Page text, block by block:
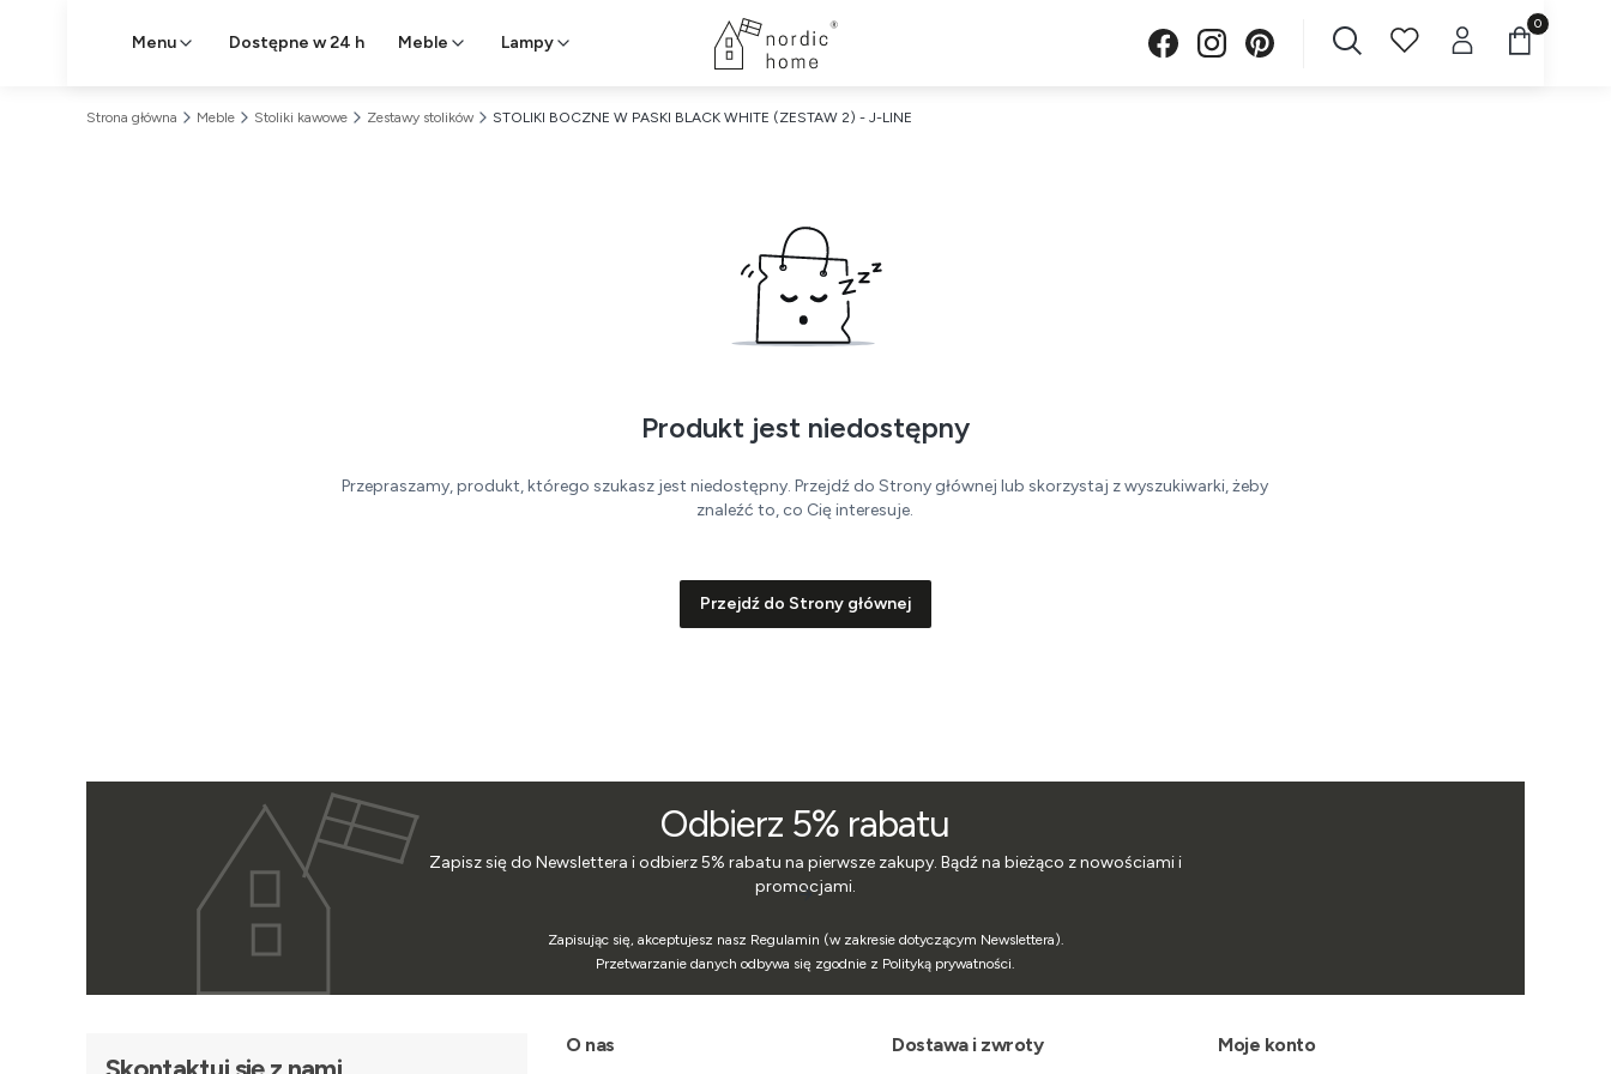
Menu Dostępne w 24 h Meble Lampy Produkty w
Strona główna Meble Stoliki kawowe Zestawy stolików STOLIKI BOCZNE W PASKI BLACK WHITE (ZESTAW 2) - J-LINE
Produkt jest niedostępny
Przepraszamy, produkt, którego szukasz jest niedostępny. Przejdź do Strony głównej lub skorzystaj z wyszukiwarki, żeby
znaleźć to, co Cię interesuje.
Przejdź do Strony głównej
Odbierz 5% rabatu
Zapisz się do Newslettera i odbierz 5% rabatu na pierwsze zakupy. Bądź na bieżąco z nowościami i
promocjami.
Zapisując się, akceptujesz nasz Regulamin (w zakresie dotyczącym Newslettera).
Przetwarzanie danych odbywa się zgodnie z Polityką prywatności.
Linki w stopce
O nas Dostawa i zwroty Moje konto